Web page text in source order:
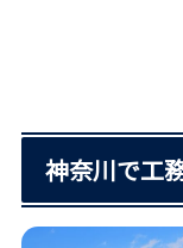
神奈川で工